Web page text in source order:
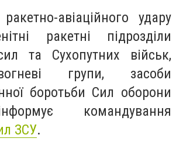
авіаційного удару
ракетні підрозділи
та Сухопутних військ,
групи, засоби
боротьби Сил оборони
командування
ЗСУ.